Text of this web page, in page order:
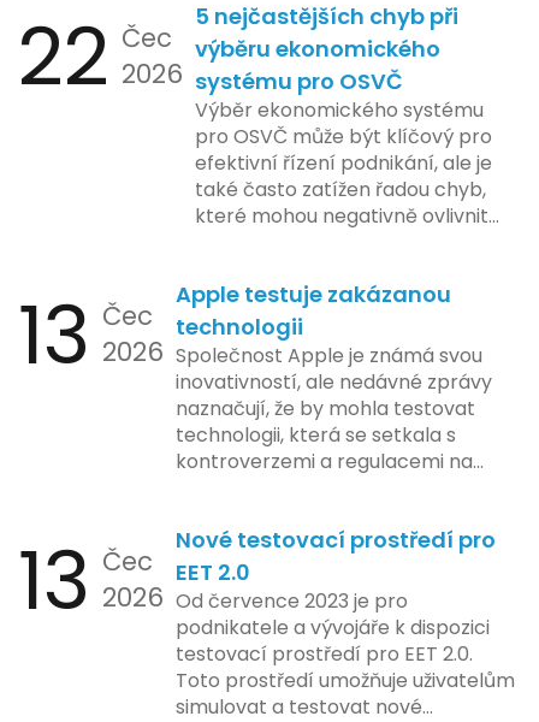
22 Čec
2026
5 nejčastějších chyb při
výběru ekonomického
systému pro OSVČ
Výběr ekonomického systému
pro OSVČ může být klíčový pro
efektivní řízení podnikání, ale je
také často zatížen řadou chyb,
které mohou negativně ovlivnit
by se podnikatelé měli vyvarovat.
13 Čec
2026
Apple testuje zakázanou
technologii
Společnost Apple je známá svou
inovativností, ale nedávné zprávy
naznačují, že by mohla testovat
technologii, která se setkala s
kontroverzemi a regulacemi na
implementace funkce, která by
mohla porušovat určité zákonné
limity na ochranu osobních údajů.
Tato technologie se zaměřuje na
pokročilé sledování uživatelských
aktivit, což vyvolalo obavy ohledně
soukromí a ochrany dat uživatelů.
13 Čec
2026
Nové testovací prostředí pro
EET 2.0
Od července 2023 je pro
podnikatele a vývojáře k dispozici
testovací prostředí pro EET 2.0.
Toto prostředí umožňuje uživatelům
simulovat a testovat nové